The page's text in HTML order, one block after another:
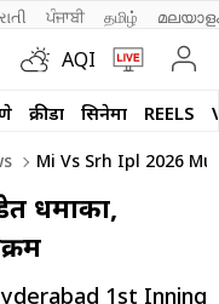
ਪੰਜਾਬੀ தமிழ்
AQI
क्रीडा सिनेमा REELS
Mi Vs Srh Ipl 2026
धमाका,
1st Inning